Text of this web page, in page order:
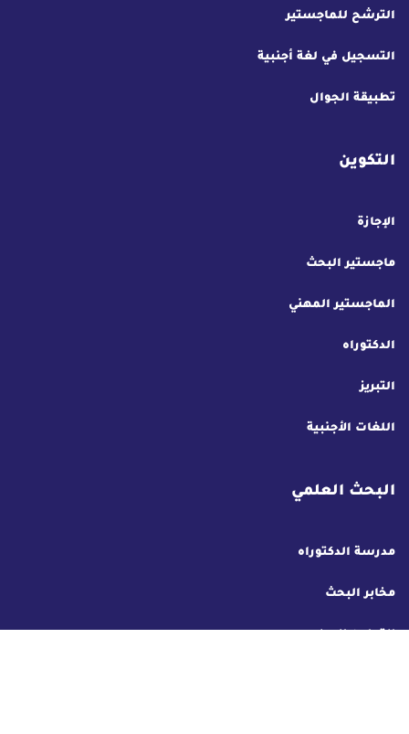
الترشح للماجستير
التسجيل في لغة أجنبية
تطبيقة الجوال
التكوين
الإجازة
ماجستير البحث
الماجستير المهني
الدكتوراه
التبريز
اللغات الأجنبية
البحث العلمي
مدرسة الدكتوراه
مخابر البحث